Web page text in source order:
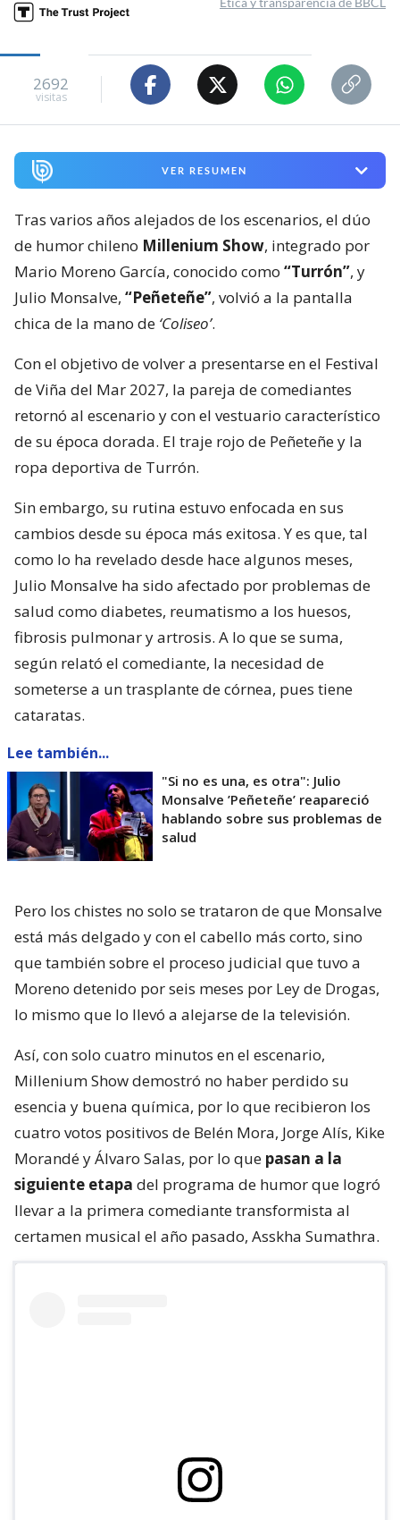
2692
visitas
VER RESUMEN
Tras varios años alejados de los escenarios, el dúo
de humor chileno Millenium Show, integrado por
Mario Moreno García, conocido como “Turrón”, y
Julio Monsalve, “Peñeteñe”, volvió a la pantalla
chica de la mano de ‘Coliseo’.
Con el objetivo de volver a presentarse en el Festival
de Viña del Mar 2027, la pareja de comediantes
retornó al escenario y con el vestuario característico
de su época dorada. El traje rojo de Peñeteñe y la
ropa deportiva de Turrón.
Sin embargo, su rutina estuvo enfocada en sus
cambios desde su época más exitosa. Y es que, tal
como lo ha revelado desde hace algunos meses,
Julio Monsalve ha sido afectado por problemas de
salud como diabetes, reumatismo a los huesos,
fibrosis pulmonar y artrosis. A lo que se suma,
según relató el comediante, la necesidad de
someterse a un trasplante de córnea, pues tiene
cataratas.
Lee también...
"Si no es una, es otra": Julio
Monsalve ’Peñeteñe’ reapareció
hablando sobre sus problemas de
salud
Pero los chistes no solo se trataron de que Monsalve
está más delgado y con el cabello más corto, sino
que también sobre el proceso judicial que tuvo a
Moreno detenido por seis meses por Ley de Drogas,
lo mismo que lo llevó a alejarse de la televisión.
Así, con solo cuatro minutos en el escenario,
Millenium Show demostró no haber perdido su
esencia y buena química, por lo que recibieron los
cuatro votos positivos de Belén Mora, Jorge Alís, Kike
Morandé y Álvaro Salas, por lo que pasan a la
siguiente etapa del programa de humor que logró
llevar a la primera comediante transformista al
certamen musical el año pasado, Asskha Sumathra.